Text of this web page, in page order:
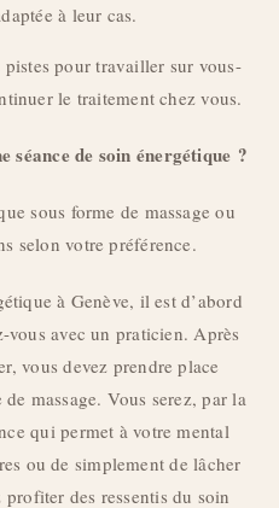
à leur cas.
pour travailler sur vous-
le traitement chez vous.
séance de soin énergétique ?
sous forme de massage ou
selon votre préférence.
à Genève, il est d’abord
vous avec un praticien. Après
vous devez prendre place
massage. Vous serez, par la
qui permet à votre mental
ou de simplement de lâcher
des ressentis du soin